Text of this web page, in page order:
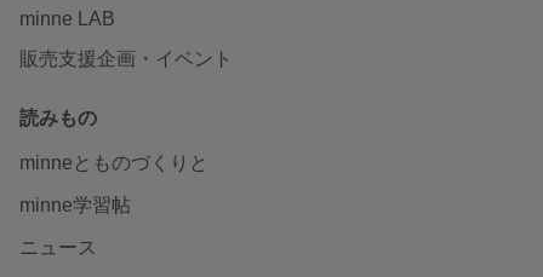
minne LAB
販売支援企画・イベント
読みもの
minneとものづくりと
minne学習帖
ニュース